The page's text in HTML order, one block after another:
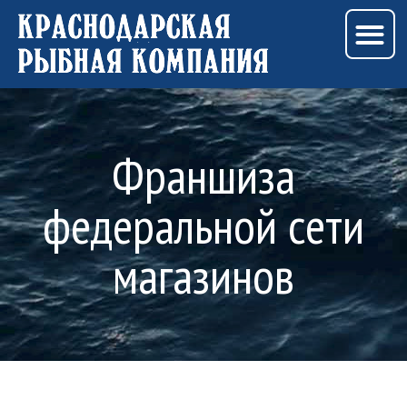
содержимому
Франшиза
федеральной сети
магазинов